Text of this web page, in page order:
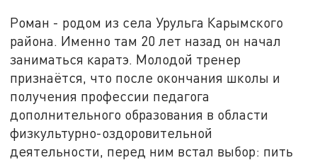
Роман - родом из села Урульга Карымского
района. Именно там 20 лет назад он начал
заниматься каратэ. Молодой тренер
признаётся, что после окончания школы и
получения профессии педагога
дополнительного образования в области
физкультурно-оздоровительной
деятельности, перед ним встал выбор: пить